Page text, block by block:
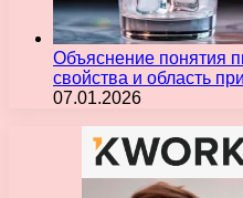
Объяснение понятия
свойства и область
07.01.2026